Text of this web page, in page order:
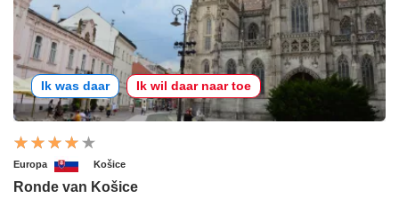
Ik was daar Ik wil daar naar toe
Europa Košice
Ronde van Košice